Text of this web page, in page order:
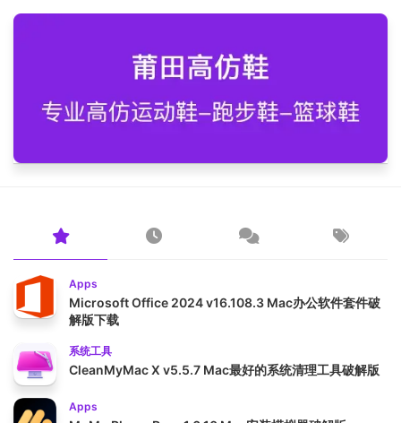
Apps
Microsoft Office 2024 v16.108.3 Mac办公软件套件破
解版下载
系统工具
CleanMyMac X v5.5.7 Mac最好的系统清理工具破解版
Apps